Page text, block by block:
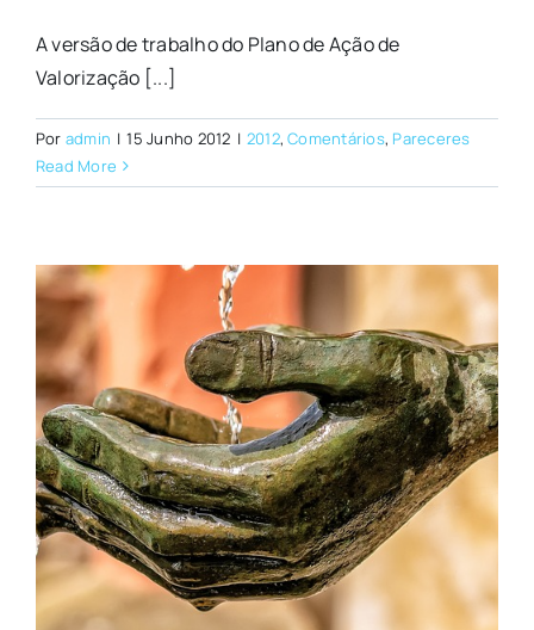
A versão de trabalho do Plano de Ação de
Valorização [...]
Por admin | 15 Junho 2012 | 2012,Comentários, Pareceres
Read More